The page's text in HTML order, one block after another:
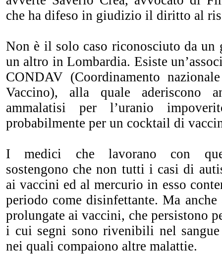
che ha difeso in giudizio il diritto al
Non è il solo caso riconosciuto da un
un altro in Lombardia. Esiste
CONDAV (Coordinamento
Vaccino), alla quale aderiscono
ammalatisi per l’uranio
probabilmente per un cocktail di
I medici che lavorano con
sostengono che non tutti i casi di
ai vaccini ed al mercurio in esso
periodo come disinfettante. Ma anche
prolungate ai vaccini, che persistono
i cui segni sono rivenibili nel
nei quali compaiono altre malattie.